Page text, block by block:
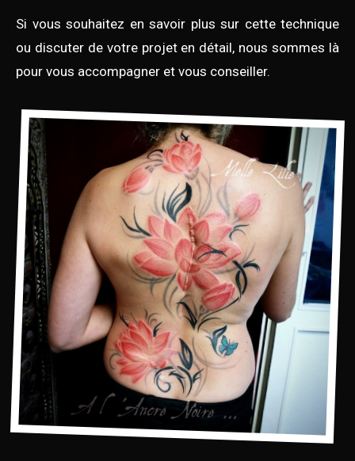
Si vous souhaitez en savoir plus sur cette technique
ou discuter de votre projet en détail, nous sommes là
pour vous accompagner et vous conseiller.